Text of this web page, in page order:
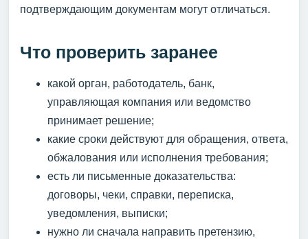
подтверждающим документам могут отличаться.
Что проверить заранее
какой орган, работодатель, банк,
управляющая компания или ведомство
принимает решение;
какие сроки действуют для обращения, ответа,
обжалования или исполнения требования;
есть ли письменные доказательства:
договоры, чеки, справки, переписка,
уведомления, выписки;
нужно ли сначала направить претензию,